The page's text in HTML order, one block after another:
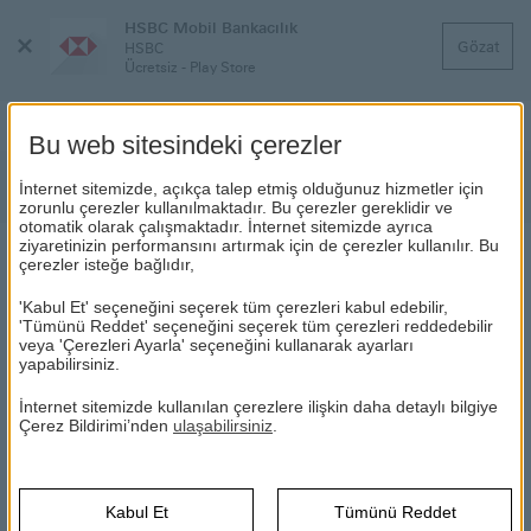
Menüyü
HSBC Mobil Bankacılık
HSBC
Ücretsiz - Play Store
Gözat
Kampanyalar
HSBC PREMİER MİLES KREDİ KARTLARI İLE ELEKTRİKLİ
Kampanya15 Mayıs -30 Haziran 2026tarihleri arasında
yurt içi Elektrikli Araç Şarj istasyonlarında yapılacak
Kampanya kapsamında HSBC Premier Miles kredi kartı ile
toplamda500 TL
indirim sunulacaktır.
Bu web sitesindeki çerezler
İnternet sitemizde, açıkça talep etmiş olduğunuz hizmetler için
zorunlu çerezler kullanılmaktadır. Bu çerezler gereklidir ve
otomatik olarak çalışmaktadır. İnternet sitemizde ayrıca
ziyaretinizin performansını artırmak için de çerezler kullanılır. Bu
çerezler isteğe bağlıdır,
'Kabul Et' seçeneğini seçerek tüm çerezleri kabul edebilir,
'Tümünü Reddet' seçeneğini seçerek tüm çerezleri reddedebilir
veya 'Çerezleri Ayarla' seçeneğini kullanarak ayarları
yapabilirsiniz.
İnternet sitemizde kullanılan çerezlere ilişkin daha detaylı bilgiye
Çerez Bildirimi’nden ulaşabilirsiniz
Kabul Et Tümünü Reddet